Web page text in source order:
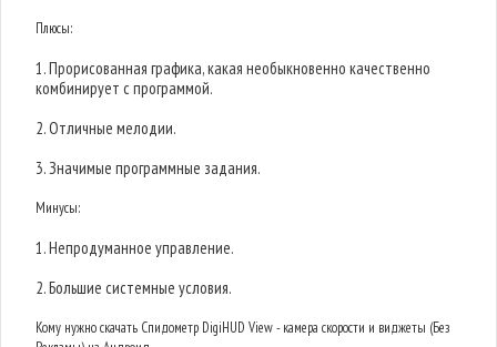
Плюсы:
1. Прорисованная графика, какая необыкновенно качественно
комбинирует с программой.
2. Отличные мелодии.
3. Значимые программные задания.
Минусы:
1. Непродуманное управление.
2. Большие системные условия.
Кому нужно скачать Спидометр DigiHUD View - камера скорости и виджеты (Без